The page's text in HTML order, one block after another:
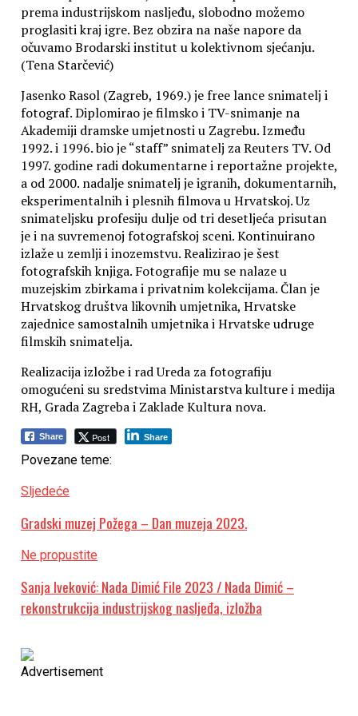
prema industrijskom nasljeđu, slobodno možemo
proglasiti kraj igre. Bez obzira na naše napore da
očuvamo Brodarski institut u kolektivnom sjećanju.
(Tena Starčević)
Jasenko Rasol (Zagreb, 1969.) je free lance snimatelj i
fotograf. Diplomirao je filmsko i TV-snimanje na
Akademiji dramske umjetnosti u Zagrebu. Između
1992. i 1996. bio je “staff” snimatelj za Reuters TV. Od
1997. godine radi dokumentarne i reportažne projekte,
a od 2000. nadalje snimatelj je igranih, dokumentarnih,
eksperimentalnih i plesnih filmova u Hrvatskoj. Uz
snimateljsku profesiju dulje od tri desetljeća prisutan
je i na suvremenoj fotografskoj sceni. Kontinuirano
izlaže u zemlji i inozemstvu. Realizirao je šest
fotografskih knjiga. Fotografije mu se nalaze u
muzejskim zbirkama i privatnim kolekcijama. Član je
Hrvatskog društva likovnih umjetnika, Hrvatske
zajednice samostalnih umjetnika i Hrvatske udruge
filmskih snimatelja.
Realizacija izložbe i rad Ureda za fotografiju
omogućeni su sredstvima Ministarstva kulture i medija
RH, Grada Zagreba i Zaklade Kultura nova.
Share Post Share
Povezane teme:
Sljedeće
Gradski muzej Požega – Dan muzeja 2023.
Ne propustite
Sanja Iveković: Nada Dimić File 2023 / Nada Dimić –
rekonstrukcija industrijskog nasljeđa, izložba
Advertisement